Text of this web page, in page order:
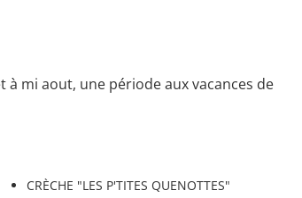
mi aout, une période aux vacances de
CRÈCHE "LES P'TITES QUENOTTES"